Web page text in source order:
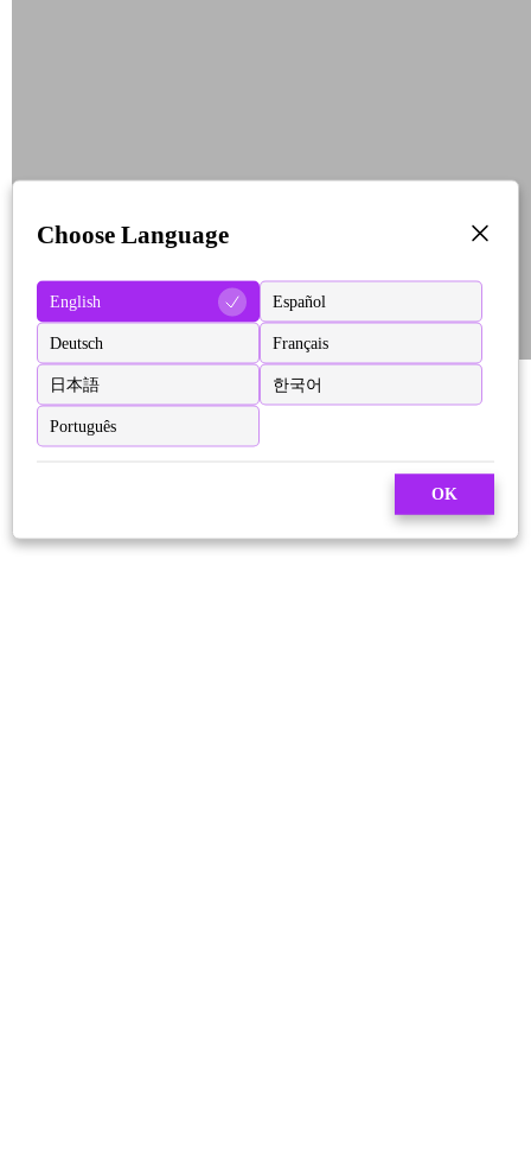
Choose Language
English Español
Deutsch Français
日本語 한국어
Português
OK